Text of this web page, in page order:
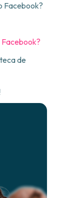
Facebook?
de